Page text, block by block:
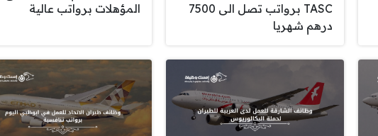
TASC برواتب تصل الى 7500
درهم شهريا
المؤهلات برواتب عالية